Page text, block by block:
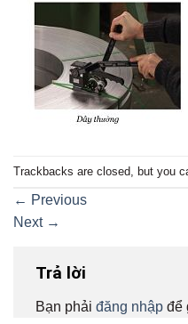
Trackbacks are closed, but you
← Previous
Next →
Trả lời
Bạn phải đăng nhập để